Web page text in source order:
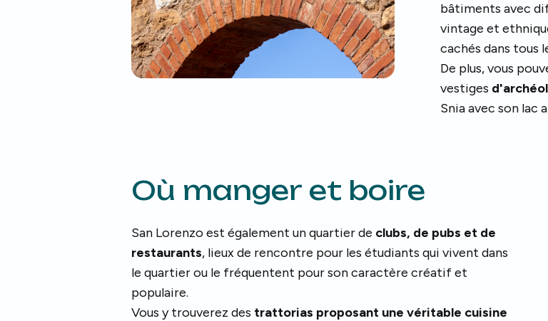
bâtiments avec
vintage et
cachés dans tous
De plus, vous
vestiges
Snia avec son lac
Où manger et boire
San Lorenzo est également un quartier de clubs, de pubs et de
restaurants, lieux de rencontre pour les étudiants qui vivent dans
le quartier ou le fréquentent pour son caractère créatif et
populaire.
Vous y trouverez des trattorias proposant une véritable cuisine